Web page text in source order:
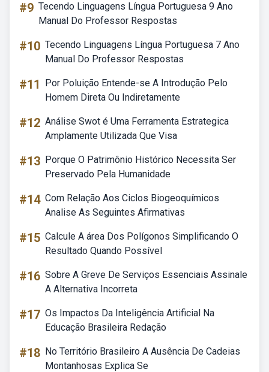
#9 Tecendo Linguagens Língua Portuguesa 9 Ano
Manual Do Professor Respostas
#10 Tecendo Linguagens Língua Portuguesa 7 Ano
Manual Do Professor Respostas
#11
Por Poluição Entende-se A Introdução Pelo
Homem Direta Ou Indiretamente
#12 Análise Swot é Uma Ferramenta Estrategica
Amplamente Utilizada Que Visa
#13 Porque O Patrimônio Histórico Necessita Ser
Preservado Pela Humanidade
#14 Com Relação Aos Ciclos Biogeoquímicos
Analise As Seguintes Afirmativas
#15 Calcule A área Dos Polígonos Simplificando O
Resultado Quando Possível
#16 Sobre A Greve De Serviços Essenciais Assinale
A Alternativa Incorreta
#17 Os Impactos Da Inteligência Artificial Na
Educação Brasileira Redação
#18 No Território Brasileiro A Ausência De Cadeias
Montanhosas Explica Se